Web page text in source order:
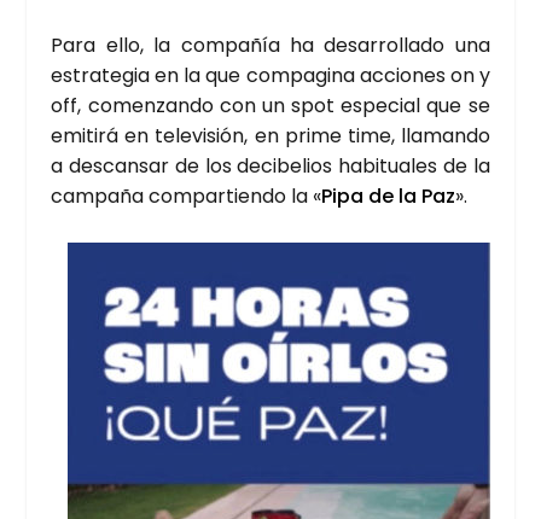
Para ello, la com­pa­ñía ha desa­rro­lla­do una
estra­te­gia en la que com­pa­gi­na accio­nes on y
off, comen­zan­do con un spot espe­cial que se
emi­ti­rá en tele­vi­sión, en pri­me time, lla­man­do
a des­can­sar de los deci­be­lios habi­tua­les de la
cam­pa­ña com­par­tien­do la «Pipa de la Paz».